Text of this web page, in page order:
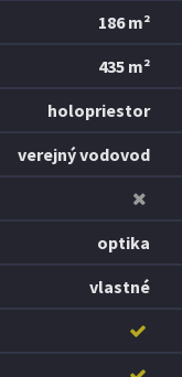
186 m²
435 m²
holopriestor
verejný vodovod
optika
vlastné